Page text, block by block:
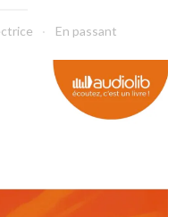
En passant